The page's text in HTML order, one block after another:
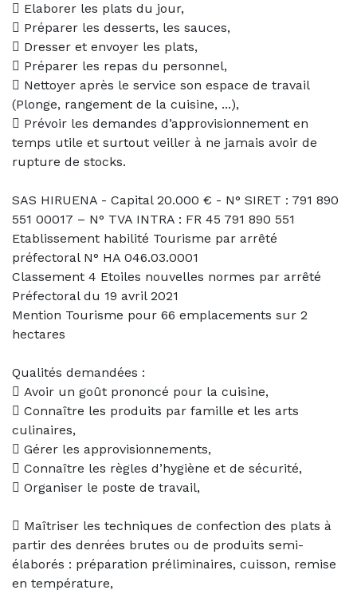
 Elaborer les plats du jour,
 Préparer les desserts, les sauces,
 Dresser et envoyer les plats,
 Préparer les repas du personnel,
 Nettoyer après le service son espace de travail
(Plonge, rangement de la cuisine, ...),
 Prévoir les demandes d’approvisionnement en
temps utile et surtout veiller à ne jamais avoir de
rupture de stocks.
SAS HIRUENA - Capital 20.000 € - N° SIRET : 791 890
551 00017 – N° TVA INTRA : FR 45 791 890 551
Etablissement habilité Tourisme par arrêté
préfectoral N° HA 046.03.0001
Classement 4 Etoiles nouvelles normes par arrêté
Préfectoral du 19 avril 2021
Mention Tourisme pour 66 emplacements sur 2
hectares
Qualités demandées :
 Avoir un goût prononcé pour la cuisine,
 Connaître les produits par famille et les arts
culinaires,
 Gérer les approvisionnements,
 Connaître les règles d’hygiène et de sécurité,
 Organiser le poste de travail,
 Maîtriser les techniques de confection des plats à
partir des denrées brutes ou de produits semi-
élaborés : préparation préliminaires, cuisson, remise
en température,